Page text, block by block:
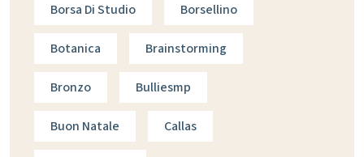
Borsa Di Studio Borsellino
Botanica Brainstorming
Bronzo Bulliesmp
Buon Natale Callas